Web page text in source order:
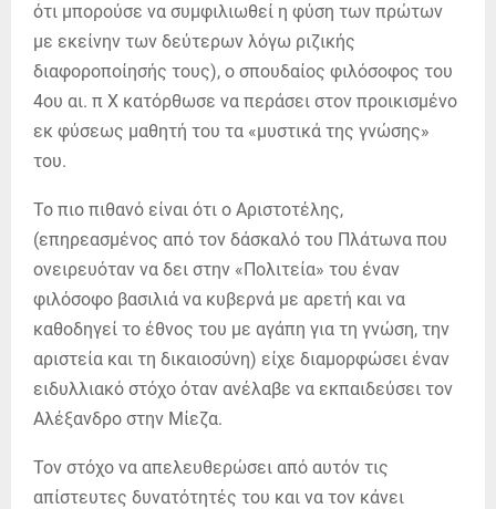
ότι μπορούσε να συμφιλιωθεί η φύση των πρώτων
με εκείνην των δεύτερων λόγω ριζικής
διαφοροποίησής τους), ο σπουδαίος φιλόσοφος του
4ου αι. π Χ κατόρθωσε να περάσει στον προικισμένο
εκ φύσεως μαθητή του τα «μυστικά της γνώσης»
του.
Το πιο πιθανό είναι ότι ο Αριστοτέλης,
(επηρεασμένος από τον δάσκαλό του Πλάτωνα που
ονειρευόταν να δει στην «Πολιτεία» του έναν
φιλόσοφο βασιλιά να κυβερνά με αρετή και να
καθοδηγεί το έθνος του με αγάπη για τη γνώση, την
αριστεία και τη δικαιοσύνη) είχε διαμορφώσει έναν
ειδυλλιακό στόχο όταν ανέλαβε να εκπαιδεύσει τον
Αλέξανδρο στην Μίεζα.
Τον στόχο να απελευθερώσει από αυτόν τις
απίστευτες δυνατότητές του και να τον κάνει